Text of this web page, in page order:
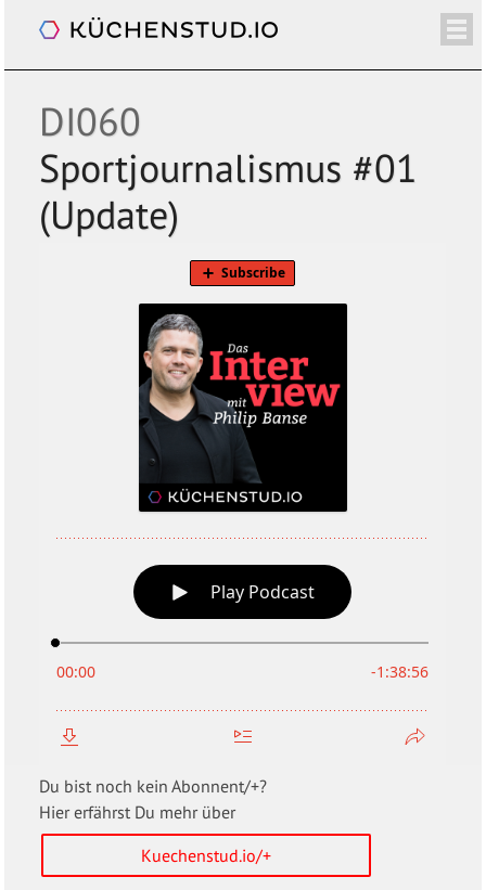
/+ ÜBER SHOP NEWSLETTER
KALENDER
DI060
Sportjournalismus #01
(Update)
Du bist noch kein Abonnent/+?
Hier erfährst Du mehr über
Kuechenstud.io/+